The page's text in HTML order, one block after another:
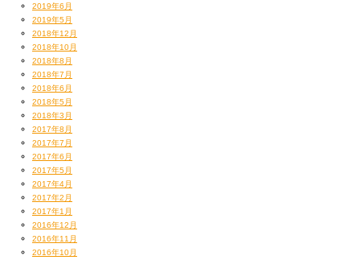
飯部門はやはり宇和島の鯛めし。
これは素晴らしいよ。
毎度お馴染み、今日の踊るTAROくん。
最近キレが良いですな。
2019年6月
2019年5月
2018年12月
2018年10月
2018年8月
2018年7月
2018年6月
2018年5月
2018年3月
2017年8月
2017年7月
2017年6月
2017年5月
2017年4月
2017年2月
2017年1月
2016年12月
2016年11月
2016年10月